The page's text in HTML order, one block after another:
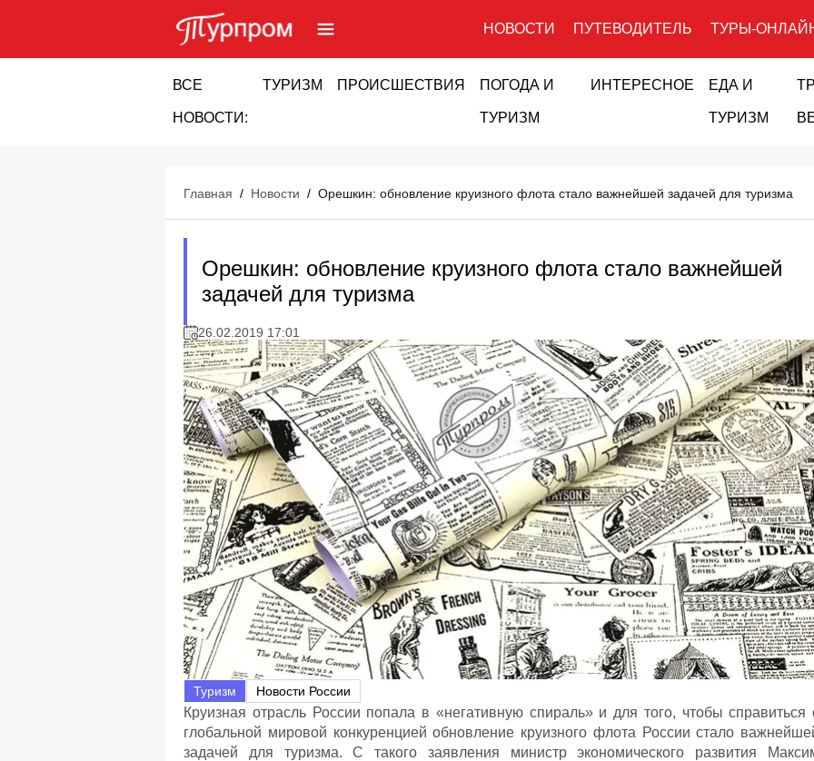
НОВОСТИ ПУТЕВОДИТЕЛЬ ТУРЫ-
ВСЕ
НОВОСТИ:
ТУРИЗМ ПРОИСШЕСТВИЯ ПОГОДА И
ТУРИЗМ
ИНТЕРЕСНОЕ ЕДА И
ТУРИЗМ
Главная / Новости / Орешкин: обновление круизного флота стало важнейшей задачей для туризма
Орешкин: обновление круизного флота стало важнейшей
задачей для туризма
26.02.2019 17:01
Туризм Новости России
Круизная отрасль России попала в «негативную спираль» и для того, чтобы справиться
глобальной мировой конкуренцией обновление круизного флота России стало
задачей для туризма. С такого заявления министр экономического развития